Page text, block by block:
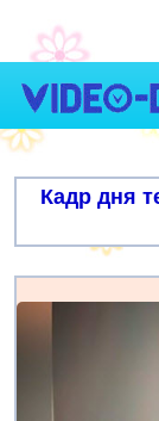
Кадр дня